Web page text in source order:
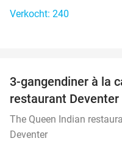
Verkocht: 240
3-gangendiner à la
restaurant Deventer
The Queen Indian
Deventer